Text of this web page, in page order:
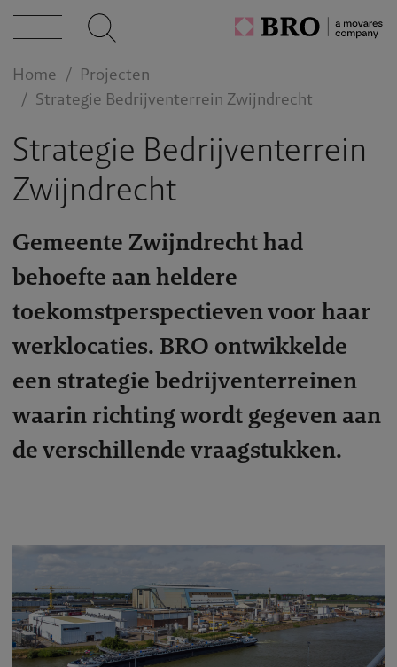
bij
Home
Projecten
Strategie Bedrijventerrein Zwijndrecht
Strategie Bedrijventerrein
Zwijndrecht
Gemeente Zwijndrecht had
behoefte aan heldere
toekomstperspectieven voor haar
werklocaties. BRO ontwikkelde
een strategie bedrijventerreinen
waarin richting wordt gegeven aan
de verschillende vraagstukken.